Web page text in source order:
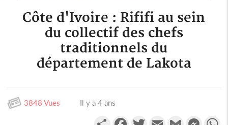
Côte d'Ivoire : Rififi au sein
du collectif des chefs
traditionnels du
département de Lakota
3848 Vues Il y a 4 ans
PartagerFacebookTwitterEmail Gmail